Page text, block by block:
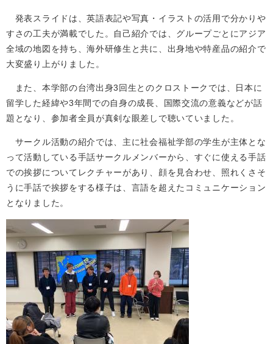
発表スライドは、英語表記や写真・イラストの活用で分かりや
すさの工夫が満載でした。自己紹介では、グループごとにアジア
全域の地図を持ち、海外研修生と共に、出身地や特産品の紹介で
大変盛り上がりました。
また、本学部の台湾出身3回生とのクロストークでは、日本に
留学した経緯や3年間での自身の成長、国際交流の意義などが話
題となり、参加者全員が真剣な眼差しで聴いていました。
サークル活動の紹介では、主に社会福祉学部の学生が主体とな
って活動している手話サークルメンバーから、すぐに使える手話
での挨拶についてレクチャーがあり、顔を見合わせ、照れくさそ
うに手話で挨拶をする様子は、言語を超えたコミュニケーション
となりました。